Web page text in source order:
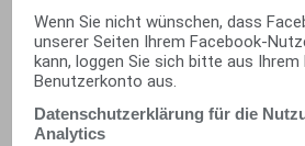
Wenn Sie nicht wünschen, dass
unserer Seiten Ihrem Facebook-
kann, loggen Sie sich bitte aus Ihrem
Benutzerkonto aus.
Datenschutzerklärung für die
Analytics